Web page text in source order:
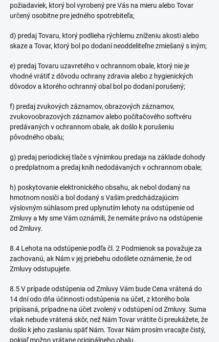
požiadaviek, ktorý bol vyrobený pre Vás na mieru alebo Tovar
určený osobitne pre jedného spotrebiteľa;
d) predaj Tovaru, ktorý podlieha rýchlemu zníženiu akosti alebo
skaze a Tovar, ktorý bol po dodaní neoddeliteľne zmiešaný s iným;
e) predaj Tovaru uzavretého v ochrannomobale, ktorý nie je
vhodné vrátiť z dôvodu ochrany zdravia alebo z hygienických
dôvodov a ktorého ochranný obal bol po dodaní porušený;
f) predaj zvukových záznamov, obrazových záznamov,
zvukovoobrazových záznamov alebo počítačového softvéru
predávaných v ochrannom obale, ak došlo k porušeniu
pôvodného obalu;
g) predaj periodickej tlače s výnimkou predaja na základe dohody
o predplatnom a predaj kníh nedodávaných v ochrannom obale;
h) poskytovanie elektronického obsahu, ak nebol dodaný na
hmotnom nosiči a bol dodaný s Vašim predchádzajúcim
výslovným súhlasom pred uplynutím lehoty na odstúpenie od
Zmluvy a My sme Vám oznámili, že nemáte právo na odstúpenie
od Zmluvy.
8.4 Lehota na odstúpenie podľa čl. 2 Podmienok sa považuje za
zachovanú, ak Nám v jej priebehu odošlete oznámenie, že od
Zmluvy odstupujete.
8.5 V prípade odstúpenia od Zmluvy Vám bude Cena vrátená do
14 dní odo dňa účinnosti odstúpenia na účet, z ktorého bola
pripísaná, prípadne na účet zvolený v odstúpení od Zmluvy. Suma
však nebude vrátená skôr, než Nám Tovar vrátite či preukážete, že
došlo k jeho zaslaniu späť Nám. Tovar Nám prosím vracajte čistý,
pokiaľ možno vrátane originálneho obalu.